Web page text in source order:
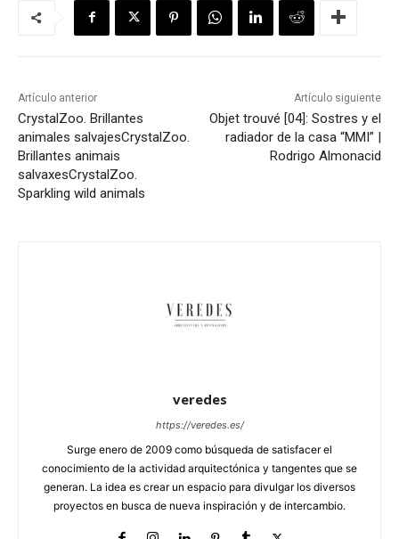
Artículo anterior
CrystalZoo. Brillantes
animales salvajesCrystalZoo.
Brillantes animais
salvaxesCrystalZoo.
Sparkling wild animals
Artículo siguiente
Objet trouvé [04]: Sostres y el
radiador de la casa “MMI” |
Rodrigo Almonacid
veredes
https://veredes.es/
Surge enero de 2009 como búsqueda de satisfacer el
conocimiento de la actividad arquitectónica y tangentes que se
generan. La idea es crear un espacio para divulgar los diversos
proyectos en busca de nueva inspiración y de intercambio.